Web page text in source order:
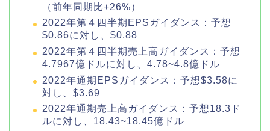
（前年同期比+26%）
2022年第４四半期EPSガイダンス：予想
$0.86に対し、$0.88
2022年第４四半期売上高ガイダンス：予想
4.7967億ドルに対し、4.78~4.8億ドル
2022年通期EPSガイダンス：予想$3.58に
対し、$3.69
2022年通期売上高ガイダンス：予想18.3ド
ルに対し、18.43~18.45億ドル